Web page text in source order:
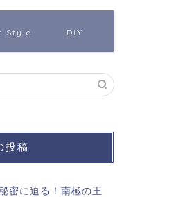
Style DIY
投稿
密に迫る！南極の王